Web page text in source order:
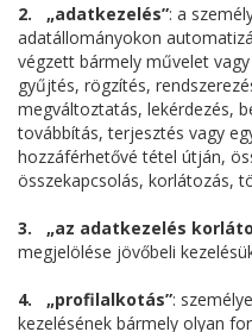
2. „adatkezelés”: a
adatállományokon
végzett bármely művelet
gyűjtés, rögzítés,
megváltoztatás, lekérdezés,
továbbítás, terjesztés vagy
hozzáférhetővé tétel útján,
összekapcsolás, korlátozás,
3. „az adatkezelés
megjelölése jövőbeli
4. „profilalkotás”:
kezelésének bármely olyan